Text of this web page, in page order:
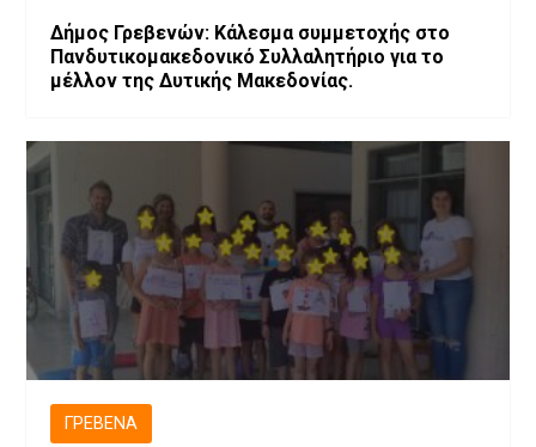
Δήμος Γρεβενών: Κάλεσμα συμμετοχής στο
Πανδυτικομακεδονικό Συλλαλητήριο για το
μέλλον της Δυτικής Μακεδονίας.
ΓΡΕΒΕΝΆ